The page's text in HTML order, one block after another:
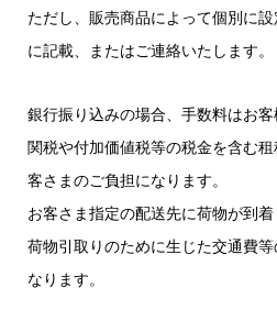
ただし、販売商品によって個別に
に記載、またはご連絡いたします。
銀行振り込みの場合、手数料はお客
関税や付加価値税等の税金を含む
客さまのご負担になります。
お客さま指定の配送先に荷物が到着
荷物引取りのために生じた交通費
なります。